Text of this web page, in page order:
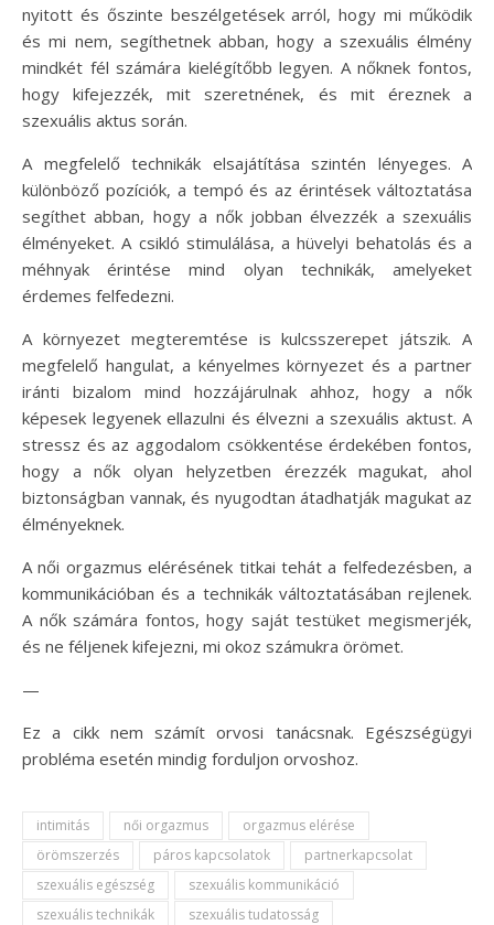
nyitott és őszinte beszélgetések arról, hogy mi működik
és mi nem, segíthetnek abban, hogy a szexuális élmény
mindkét fél számára kielégítőbb legyen. A nőknek fontos,
hogy kifejezzék, mit szeretnének, és mit éreznek a
szexuális aktus során.
A megfelelő technikák elsajátítása szintén lényeges. A
különböző pozíciók, a tempó és az érintések változtatása
segíthet abban, hogy a nők jobban élvezzék a szexuális
élményeket. A csikló stimulálása, a hüvelyi behatolás és a
méhnyak érintése mind olyan technikák, amelyeket
érdemes felfedezni.
A környezet megteremtése is kulcsszerepet játszik. A
megfelelő hangulat, a kényelmes környezet és a partner
iránti bizalom mind hozzájárulnak ahhoz, hogy a nők
képesek legyenek ellazulni és élvezni a szexuális aktust. A
stressz és az aggodalom csökkentése érdekében fontos,
hogy a nők olyan helyzetben érezzék magukat, ahol
biztonságban vannak, és nyugodtan átadhatják magukat az
élményeknek.
A női orgazmus elérésének titkai tehát a felfedezésben, a
kommunikációban és a technikák változtatásában rejlenek.
A nők számára fontos, hogy saját testüket megismerjék,
és ne féljenek kifejezni, mi okoz számukra örömet.
—
Ez a cikk nem számít orvosi tanácsnak. Egészségügyi
probléma esetén mindig forduljon orvoshoz.
intimitás női orgazmus
orgazmus elérése
örömszerzés
páros kapcsolatok
partnerkapcsolat
szexuális egészség
szexuális kommunikáció
szexuális technikák
szexuális tudatosság